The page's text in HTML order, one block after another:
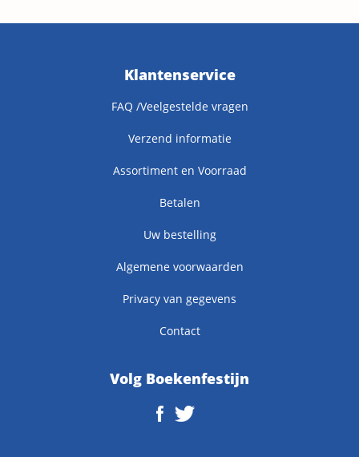
Klantenservice
FAQ /Veelgestelde vragen
Verzend informatie
Assortiment en Voorraad
Betalen
Uw bestelling
Algemene voorwaarden
Privacy van gegevens
Contact
Volg Boekenfestijn